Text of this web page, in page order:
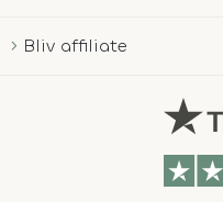
Bliv affiliate